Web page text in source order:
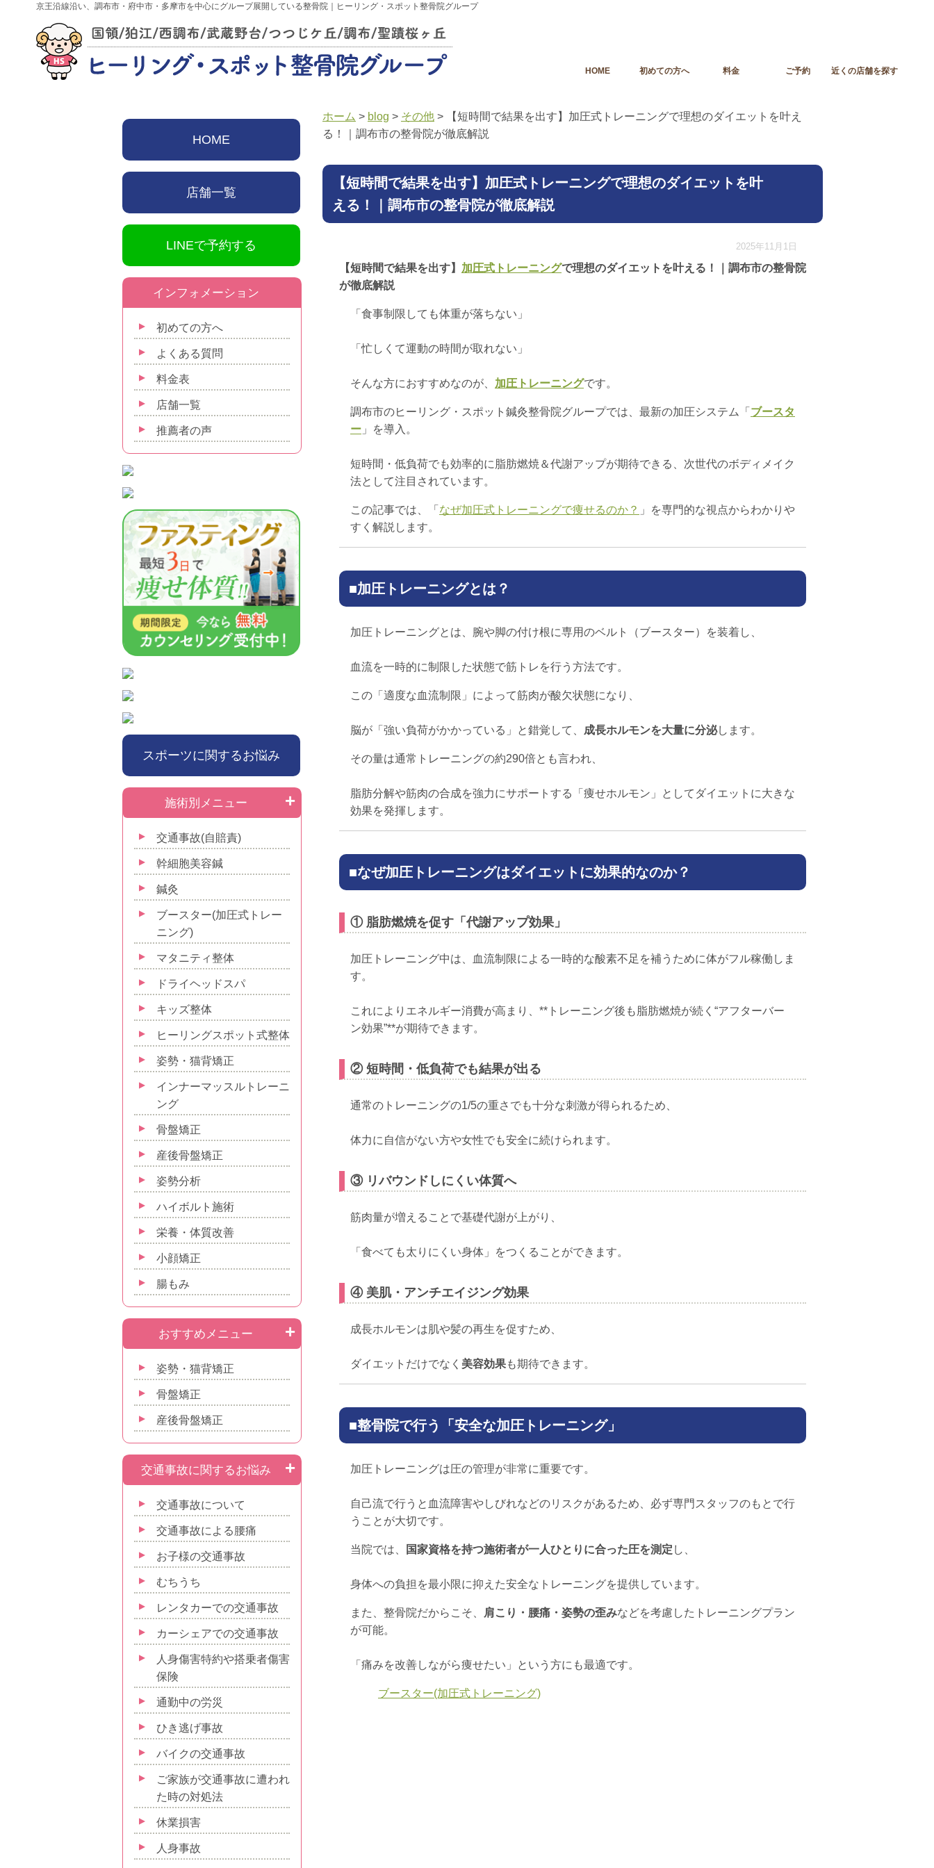
京王沿線沿い、調布市・府中市・多摩市を中心にグループ展開している整骨院｜ヒーリング・スポット整骨院グループ
HOME 初めての方へ 料金 ご予約 近くの店舗を探す
ホーム > blog > その他 >
【短時間で結果を出す】加圧式トレーニングで理想のダイエットを叶え
る！｜調布市の整骨院が徹底解説
【短時間で結果を出す】加圧式トレーニングで理想のダイエットを叶
える！｜調布市の整骨院が徹底解説
2025年11月1日
【短時間で結果を出す】 加圧式トレーニングで理想のダイエットを叶える！｜調布市の整骨院
が徹底解説
「食事制限しても体重が落ちない」
「忙しくて運動の時間が取れない」
そんな方におすすめなのが、 加圧トレーニングです。
調布市のヒーリング・スポット鍼灸整骨院グループでは、最新の加圧システム「 ブースタ
ー 」を導入。
短時間・低負荷でも効率的に脂肪燃焼＆代謝アップが期待できる、次世代のボディメイク
法として注目されています。
この記事では、「 なぜ加圧式トレーニングで痩せるのか？ 」を専門的な視点からわかりや
すく解説します。
■加圧トレーニングとは？
加圧トレーニングとは、腕や脚の付け根に専用のベルト（ブースター）を装着し、
血流を一時的に制限した状態で筋トレを行う方法です。
この「適度な血流制限」によって筋肉が酸欠状態になり、
脳が「強い負荷がかかっている」と錯覚して、 成長ホルモンを大量に分泌します。
その量は通常トレーニングの約290倍とも言われ、
脂肪分解や筋肉の合成を強力にサポートする「痩せホルモン」としてダイエットに大きな
効果を発揮します。
■なぜ加圧トレーニングはダイエットに効果的なのか？
① 脂肪燃焼を促す「代謝アップ効果」
加圧トレーニング中は、血流制限による一時的な酸素不足を補うために体がフル稼働しま
す。
これによりエネルギー消費が高まり、**トレーニング後も脂肪燃焼が続く“アフターバー
ン効果”**が期待できます。
② 短時間・低負荷でも結果が出る
通常のトレーニングの1/5の重さでも十分な刺激が得られるため、
体力に自信がない方や女性でも安全に続けられます。
③ リバウンドしにくい体質へ
筋肉量が増えることで基礎代謝が上がり、
「食べても太りにくい身体」をつくることができます。
④ 美肌・アンチエイジング効果
成長ホルモンは肌や髪の再生を促すため、
ダイエットだけでなく 美容効果も期待できます。
■整骨院で行う「安全な加圧トレーニング」
加圧トレーニングは圧の管理が非常に重要です。
自己流で行うと血流障害やしびれなどのリスクがあるため、必ず専門スタッフのもとで行
うことが大切です。
当院では、 国家資格を持つ施術者が一人ひとりに合った圧を測定 し、
身体への負担を最小限に抑えた安全なトレーニングを提供しています。
また、整骨院だからこそ、 肩こり・腰痛・姿勢の歪みなどを考慮したトレーニングプラン
が可能。
「痛みを改善しながら痩せたい」という方にも最適です。
ブースター(加圧式トレーニング)
HOME
店舗一覧
LINEで予約する
インフォメーション
初めての方へ
よくある質問
料金表
店舗一覧
推薦者の声
スポーツに関するお悩み
施術別メニュー
交通事故(自賠責)
幹細胞美容鍼
鍼灸
ブースター(加圧式トレー
ニング)
マタニティ整体
ドライヘッドスパ
キッズ整体
ヒーリングスポット式整体
姿勢・猫背矯正
インナーマッスルトレーニ
ング
骨盤矯正
産後骨盤矯正
姿勢分析
ハイボルト施術
栄養・体質改善
小顔矯正
腸もみ
おすすめメニュー
姿勢・猫背矯正
骨盤矯正
産後骨盤矯正
交通事故に関するお悩み
交通事故について
交通事故による腰痛
お子様の交通事故
むちうち
レンタカーでの交通事故
カーシェアでの交通事故
人身傷害特約や搭乗者傷害
保険
通勤中の労災
ひき逃げ事故
バイクの交通事故
ご家族が交通事故に遭われ
た時の対処法
休業損害
人身事故